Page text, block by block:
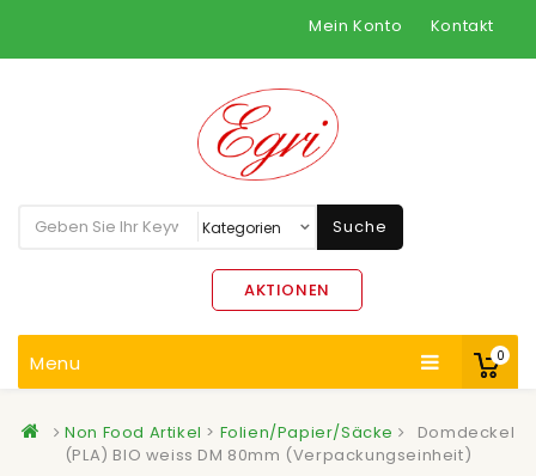
Mein Konto Kontakt
0
Suche
AKTIONEN
Menu
Non Food Artikel > Folien/Papier/Säcke
Domdeckel
(PLA) BIO weiss DM 80mm (Verpackungseinheit)